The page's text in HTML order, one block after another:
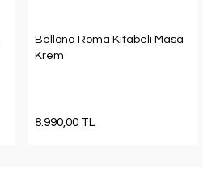
Bellona Roma Kitabeli Masa
Krem
8.990,00 TL